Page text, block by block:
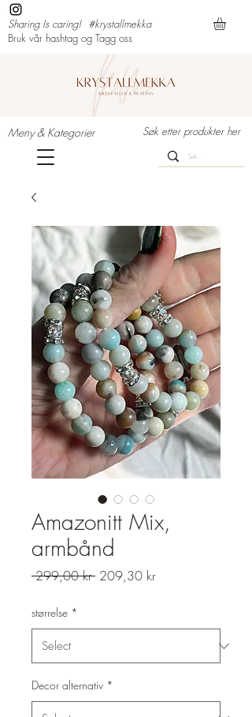
Meny & Kategorier
#krystallmekka
Sharing Is caring!
Bruk vår hashtag og Tagg oss
Søk etter produkter her
Amazonitt Mix,
armbånd
299,00 kr Regular
209,30 krSale
størrelse *
Decor alternativ *